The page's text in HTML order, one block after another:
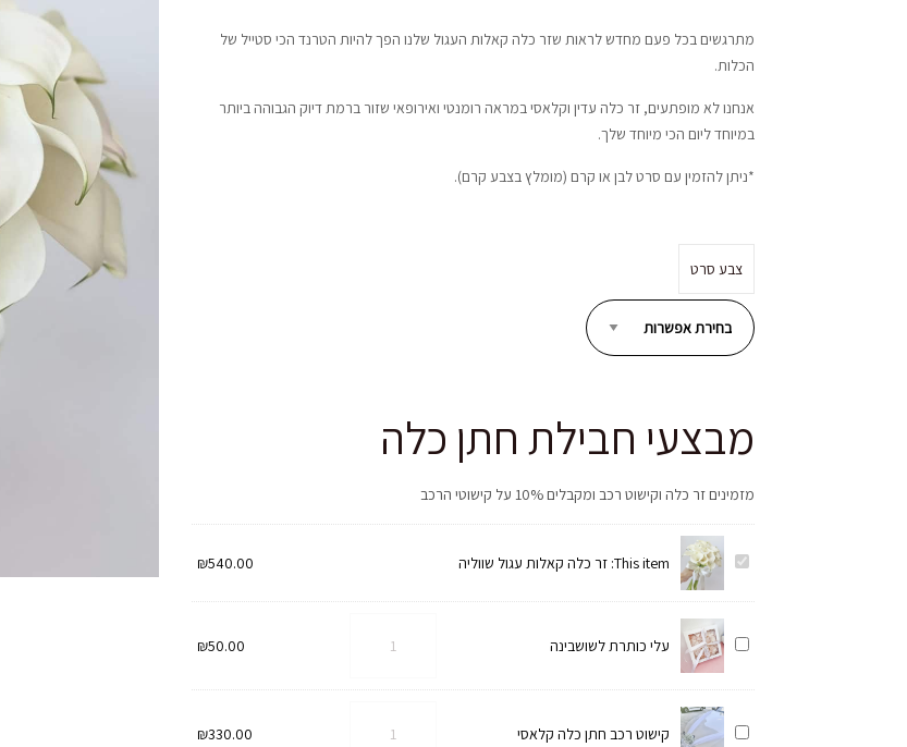
מתרגשים בכל פעם מחדש לראות שזר כלה קאלות העגול שלנו הפך להיות הטרנד הכי סטייל של
הכלות.
אנחנו לא מופתעים, זר כלה עדין וקלאסי במראה רומנטי ואירופאי שזור ברמת דיוק הגבוהה ביותר
במיוחד ליום הכי מיוחד שלך.
*ניתן להזמין עם סרט לבן או קרם (מומלץ בצבע קרם).
צבע סרט
מבצעי חבילת חתן כלה
מזמינים זר כלה וקישוט רכב ומקבלים 10% על קישוטי הרכב
זר
קאלות
עגול
שווליה
This item: זר כלה קאלות עגול שווליה ₪540.00
עלי
כותרת
עלי כותרת לשושבינה
לשושבינה
₪50.00
קישוט
קישוט רכב חתן כלה קלאסי ₪330.00